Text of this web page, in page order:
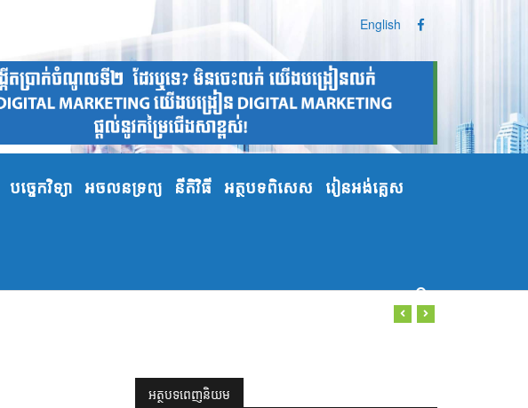
English
បច្ចេកវិទ្យា អចលនទ្រព្យ នីតិវិធី អត្ថបទពិសេស រៀនអង់គ្លេស
អត្ថបទពេញនិយម